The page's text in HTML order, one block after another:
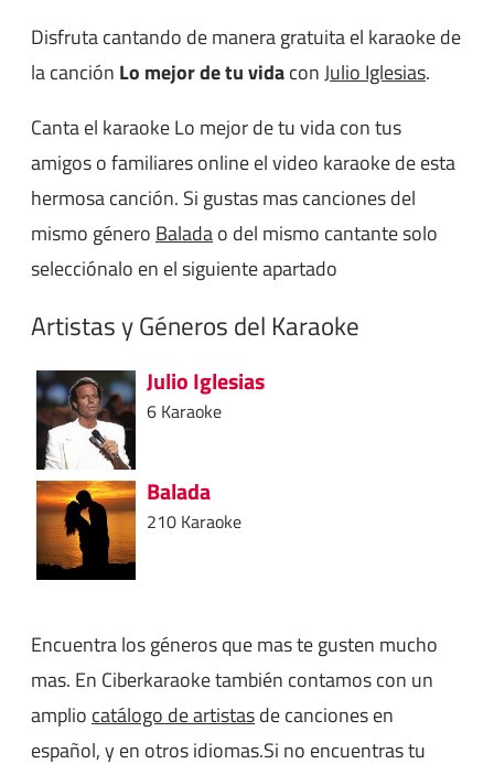
Disfruta cantando de manera gratuita el karaoke de
la canción Lo mejor de tu vidaconJulio Iglesias.
Canta el karaoke Lo mejor de tu vida con tus
amigos o familiares online el video karaoke de esta
hermosa canción. Si gustas mas canciones del
mismo género Baladao del mismo cantante solo
selecciónalo en el siguiente apartado
Artistas y Géneros del Karaoke
Julio Iglesias
6 Karaoke
Balada
210 Karaoke
Encuentra los géneros que mas te gusten mucho
mas. En Ciberkaraoke también contamos con un
amplio catálogo de artistasde canciones en
español, y en otros idiomas.Si no encuentras tu